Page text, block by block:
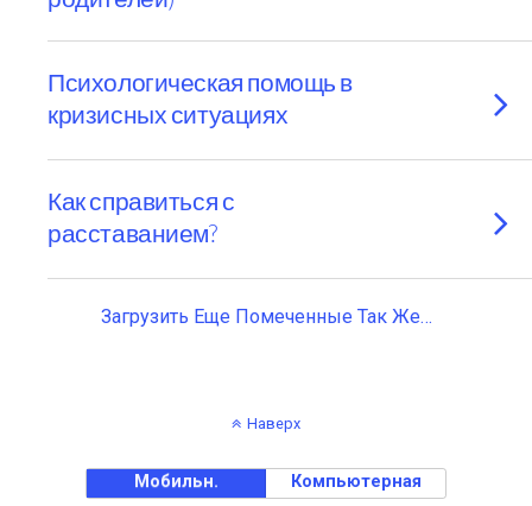
Психологическая помощь в
кризисных ситуациях
Как справиться с
расставанием?
Загрузить Еще Помеченные Так Же…
Наверх
Мобильн. Компьютерная